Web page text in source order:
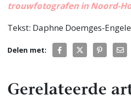
trouwfotografen in Noord-
Tekst: Daphne Doemges-
Delen met:
Gerelateerde